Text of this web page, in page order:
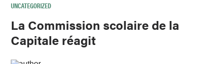
UNCATEGORIZED
La Commission scolaire de la
Capitale réagit